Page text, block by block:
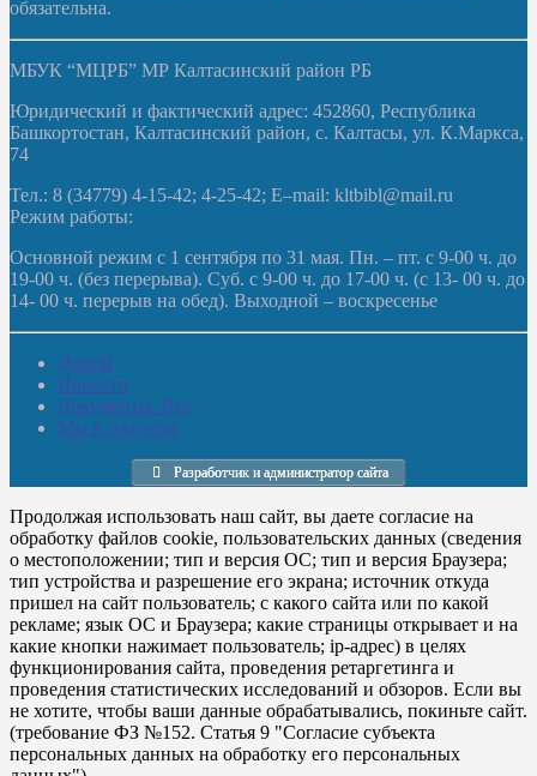
обязательна.
МБУК “МЦРБ” МР Калтасинский район РБ
Юридический и фактический адрес: 452860, Республика
Башкортостан, Калтасинский район, с. Калтасы, ул. К.Маркса,
74
Тел.: 8 (34779) 4-15-42; 4-25-42; E–mail: kltbibl@mail.ru
Режим работы:
Основной режим с 1 сентября по 31 мая. Пн. – пт. с 9-00 ч. до
19-00 ч. (без перерыва). Суб. с 9-00 ч. до 17-00 ч. (с 13- 00 ч. до
14- 00 ч. перерыв на обед). Выходной – воскресенье
Домой
Новости
Документы. Все
Мы в соцсетях
Разработчик и администратор сайта
Продолжая использовать наш сайт, вы даете согласие на
обработку файлов cookie, пользовательских данных (сведения
о местоположении; тип и версия ОС; тип и версия Браузера;
тип устройства и разрешение его экрана; источник откуда
пришел на сайт пользователь; с какого сайта или по какой
рекламе; язык ОС и Браузера; какие страницы открывает и на
какие кнопки нажимает пользователь; ip-адрес) в целях
функционирования сайта, проведения ретаргетинга и
проведения статистических исследований и обзоров. Если вы
не хотите, чтобы ваши данные обрабатывались, покиньте сайт.
(требование ФЗ №152. Статья 9 "Согласие субъекта
персональных данных на обработку его персональных